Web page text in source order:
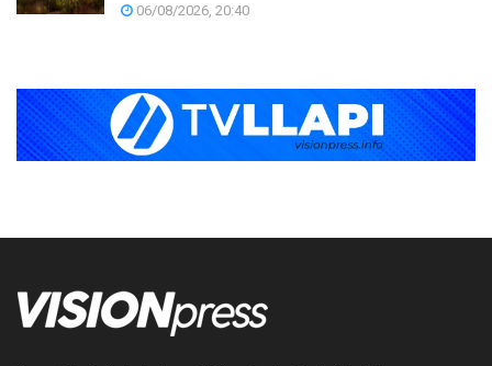
06/08/2026, 20:40